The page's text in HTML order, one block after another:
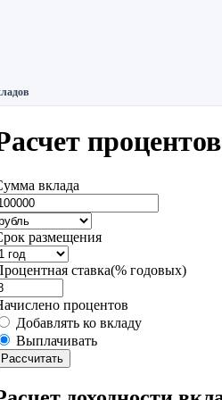
вклада
размещения
ставка(% годовых)
процентов
Добавлять ко вкладу
Выплачивать
Рассчитать